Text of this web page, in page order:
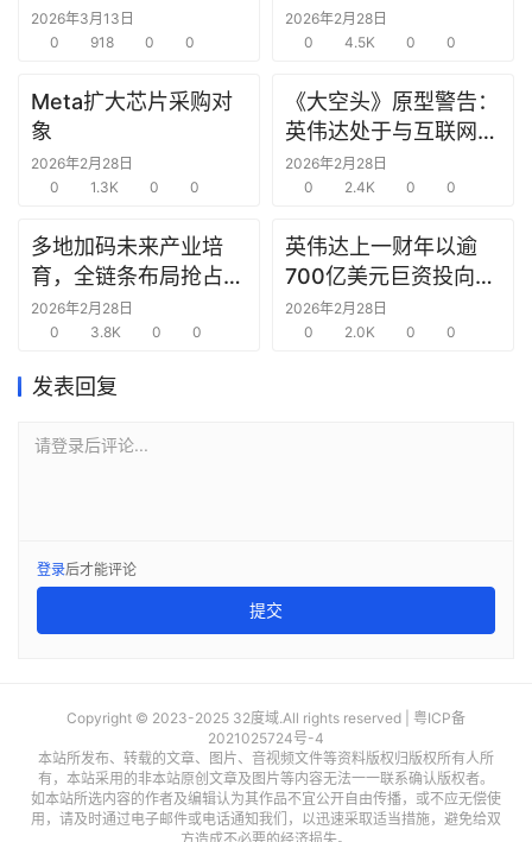
之
窗
链
合
圈
2026年3月13日
0
918 0 0
究中心
2026年2月28日
0
4.5K 0 0
Meta扩大芯片采购对
象
2026年2月28日
0
1.3K 0 0
《大空头》原型警告：
英伟达处于与互联网泡
沫时期思科同样的“危
险境地”
2026年2月28日
0
2.4K 0 0
多地加码未来产业培
育，全链条布局抢占新
赛道先机
2026年2月28日
0
3.8K 0 0
英伟达上一财年以逾
700亿美元巨资投向合
作方，竭力巩固AI芯片
需求
2026年2月28日
0
2.0K 0 0
发表回复
请登录后评论...
登录后才能评论
提交
Copyright © 2023-2025 32度域.All rights reserved | 粤ICP备
2021025724号-4
本站所发布、转载的文章、图片、音视频文件等资料版权归版权所有人所
有，本站采用的非本站原创文章及图片等内容无法一一联系确认版权者。
如本站所选内容的作者及编辑认为其作品不宜公开自由传播，或不应无偿使
用，请及时通过电子邮件或电话通知我们，以迅速采取适当措施，避免给双